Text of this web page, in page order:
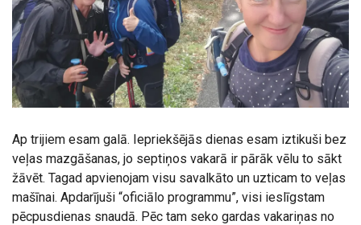
Ap trijiem esam galā. Iepriekšējās dienas esam iztikuši bez
veļas mazgāšanas, jo septiņos vakarā ir pārāk vēlu to sākt
žāvēt. Tagad apvienojam visu savalkāto un uzticam to veļas
mašīnai. Apdarījuši “oficiālo programmu”, visi ieslīgstam
pēcpusdienas snaudā. Pēc tam seko gardas vakariņas no